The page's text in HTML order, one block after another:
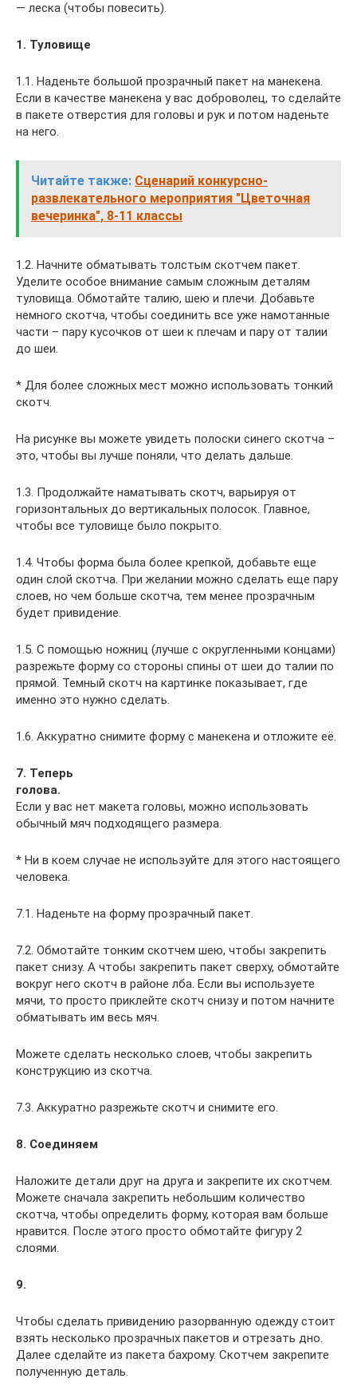
— леска (чтобы повесить).
1. Туловище
1.1. Наденьте большой прозрачный пакет на манекена.
Если в качестве манекена у вас доброволец, то сделайте
в пакете отверстия для головы и рук и потом наденьте
на него.
Читайте также: Сценарий конкурсно-
развлекательного мероприятия "Цветочная
вечеринка", 8-11 классы
1.2. Начните обматывать толстым скотчем пакет.
Уделите особое внимание самым сложным деталям
туловища. Обмотайте талию, шею и плечи. Добавьте
немного скотча, чтобы соединить все уже намотанные
части – пару кусочков от шеи к плечам и пару от талии
до шеи.
* Для более сложных мест можно использовать тонкий
скотч.
На рисунке вы можете увидеть полоски синего скотча –
это, чтобы вы лучше поняли, что делать дальше.
1.3. Продолжайте наматывать скотч, варьируя от
горизонтальных до вертикальных полосок. Главное,
чтобы все туловище было покрыто.
1.4. Чтобы форма была более крепкой, добавьте еще
один слой скотча. При желании можно сделать еще пару
слоев, но чем больше скотча, тем менее прозрачным
будет привидение.
1.5. С помощью ножниц (лучше с округленными концами)
разрежьте форму со стороны спины от шеи до талии по
прямой. Темный скотч на картинке показывает, где
именно это нужно сделать.
1.6. Аккуратно снимите форму с манекена и отложите её.
7. Теперь
голова.
Если у вас нет макета головы, можно использовать
обычный мяч подходящего размера.
* Ни в коем случае не используйте для этого настоящего
человека.
7.1. Наденьте на форму прозрачный пакет.
7.2. Обмотайте тонким скотчем шею, чтобы закрепить
пакет снизу. А чтобы закрепить пакет сверху, обмотайте
вокруг него скотч в районе лба. Если вы используете
мячи, то просто приклейте скотч снизу и потом начните
обматывать им весь мяч.
Можете сделать несколько слоев, чтобы закрепить
конструкцию из скотча.
7.3. Аккуратно разрежьте скотч и снимите его.
8. Соединяем
Наложите детали друг на друга и закрепите их скотчем.
Можете сначала закрепить небольшим количество
скотча, чтобы определить форму, которая вам больше
нравится. После этого просто обмотайте фигуру 2
слоями.
9.
Чтобы сделать привидению разорванную одежду стоит
взять несколько прозрачных пакетов и отрезать дно.
Далее сделайте из пакета бахрому. Скотчем закрепите
полученную деталь.